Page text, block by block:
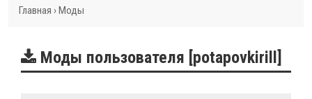
Главная › Моды
Моды пользователя [potapovkirill]